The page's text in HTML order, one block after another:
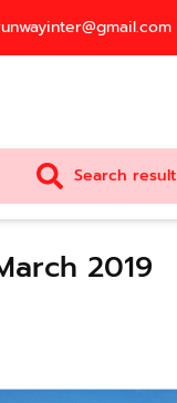
Search result
2019